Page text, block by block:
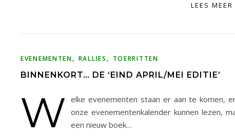
LEES MEER
EVENEMENTEN, RALLIES , TOERRITTEN
BINNENKORT… DE ‘EIND APRIL/MEI EDITIE’
W elke evenementen staan er aan te komen,
onze evenementenkalender kunnen lezen,
een nieuw boek…